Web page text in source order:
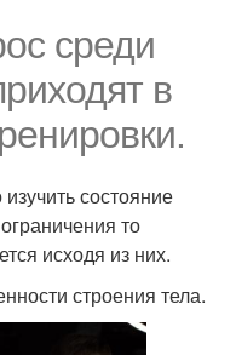
среди
в
состояние
то
исходя из них.
строения тела.